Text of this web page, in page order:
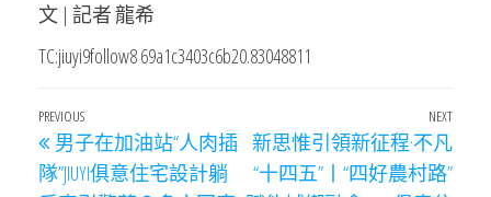
文 | 記者 龍希
TC:jiuyi9follow8 69a1c3403c6b20.83048811
文
章
Previous
Post
PREVIOUS
男子在加油站“人肉插
隊”JIUYI俱意住宅設計躺
Next
Post
NEXT
新思惟引領新征程·不凡
“十四五”丨“四好農村路”